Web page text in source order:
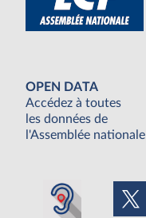
OPEN DATA
Accédez à toutes
les données de
l'Assemblée nationale